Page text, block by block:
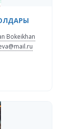
Bokeikhan